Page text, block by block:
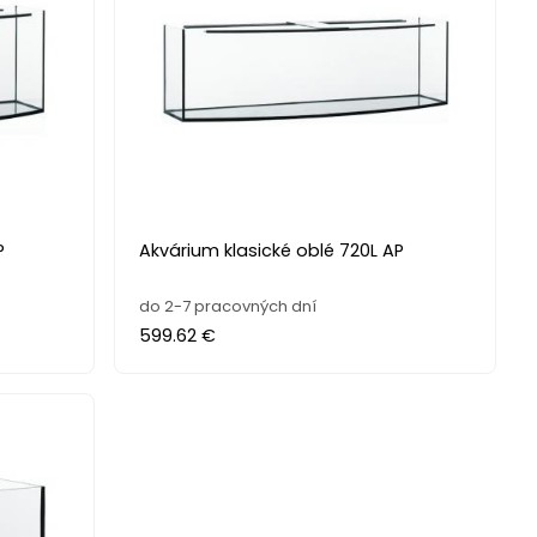
Akvárium klasické oblé 720L AP
do 2-7 pracovných dní
599.62 €